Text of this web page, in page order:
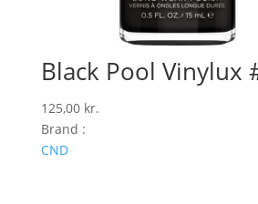
Black Pool Vinylux
125,00 kr.
Brand :
CND